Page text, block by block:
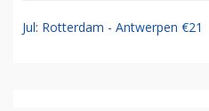
Jul: Rotterdam - Antwerpen €21